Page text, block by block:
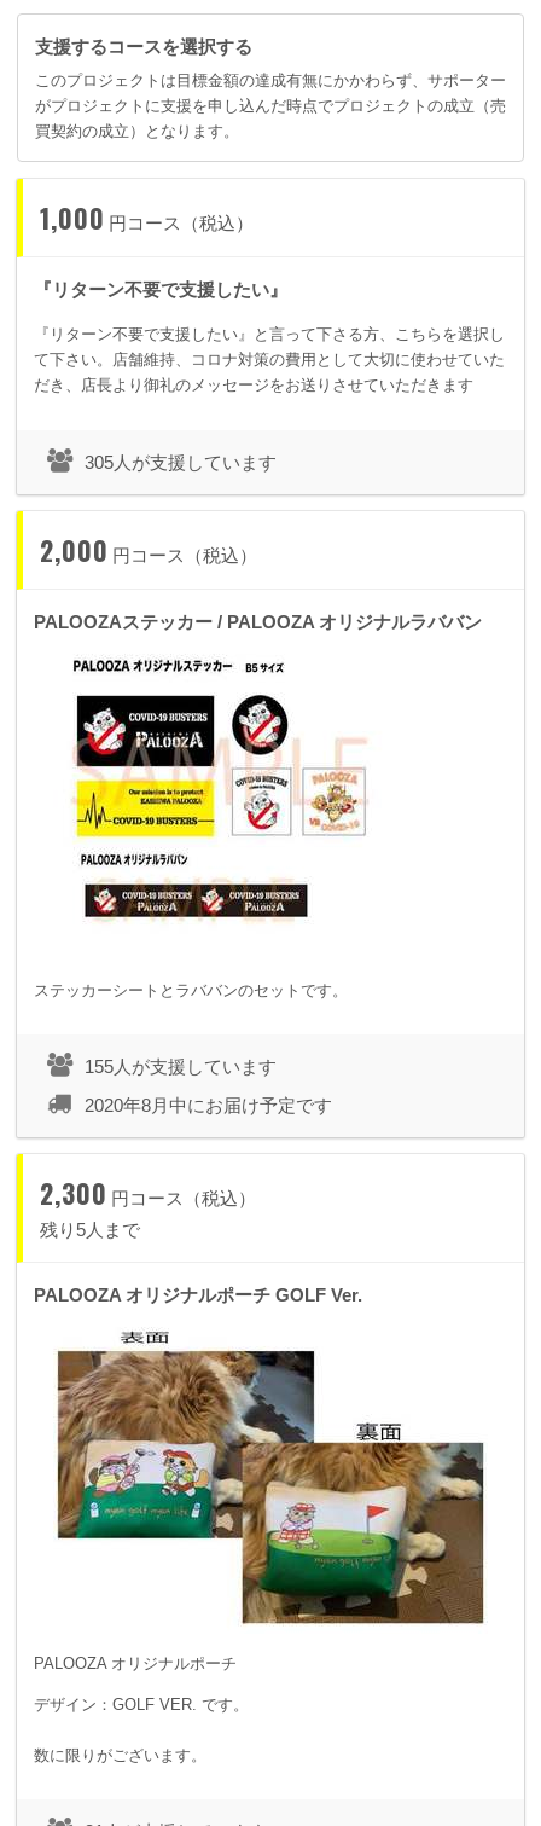
支援するコースを選択する
このプロジェクトは目標金額の達成有無にかかわらず、サポーター
がプロジェクトに支援を申し込んだ時点でプロジェクトの成立（売
買契約の成立）となります。
1,000 円コース（税込）
『リターン不要で支援したい』
『リターン不要で支援したい』と言って下さる方、こちらを選択し
て下さい。店舗維持、コロナ対策の費用として大切に使わせていた
だき、店長より御礼のメッセージをお送りさせていただきます
305人が支援しています
2,000 円コース（税込）
PALOOZAステッカー / PALOOZA オリジナルラババン
ステッカーシートとラババンのセットです。
155人が支援しています
2020年8月中にお届け予定です
2,300 円コース（税込）
残り5人まで
PALOOZA オリジナルポーチ GOLF Ver.
PALOOZA オリジナルポーチ
デザイン：GOLF VER. です。
数に限りがございます。